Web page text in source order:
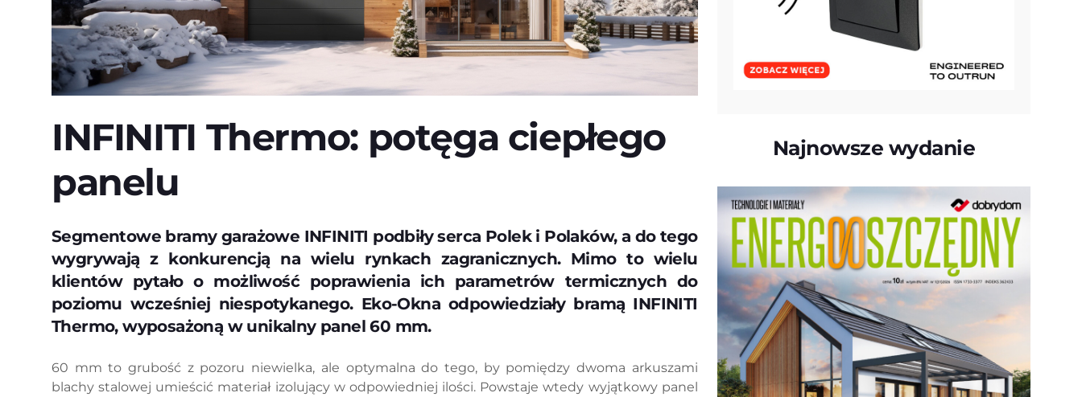
INFINITI Thermo: potęga ciepłego
panelu
Segmentowe bramy garażowe INFINITI podbiły serca Polek i Polaków, a do tego
wygrywają z konkurencją na wielu rynkach zagranicznych. Mimo to wielu
klientów pytało o możliwość poprawienia ich parametrów termicznych do
poziomu wcześniej niespotykanego. Eko-Okna odpowiedziały bramą INFINITI
Thermo, wyposażoną w unikalny panel 60 mm.
60 mm to grubość z pozoru niewielka, ale optymalna do tego, by pomiędzy dwoma arkuszami
blachy stalowej umieścić materiał izolujący w odpowiedniej ilości. Powstaje wtedy wyjątkowy panel
Najnowsze wydanie